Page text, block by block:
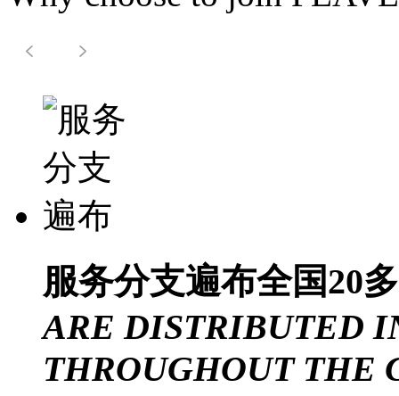
服务分支遍布全国20
ARE DISTRIBUTED
THROUGHOUT THE